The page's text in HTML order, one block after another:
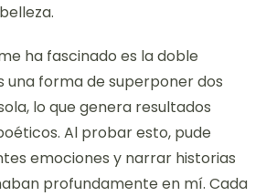
ha fascinado es la doble
una forma de superponer dos
lo que genera resultados
Al probar esto, pude
emociones y narrar historias
profundamente en mí. Cada